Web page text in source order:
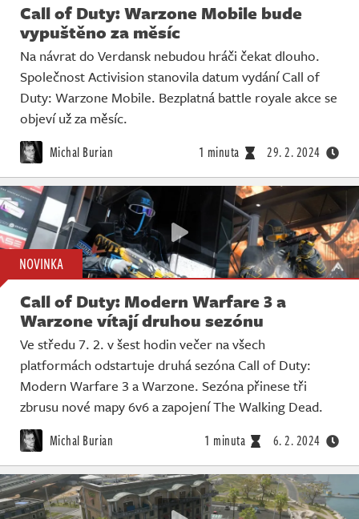
Call of Duty: Warzone Mobile bude
vypuštěno za měsíc
Na návrat do Verdansk nebudou hráči čekat dlouho.
Společnost Activision stanovila datum vydání Call of
Duty: Warzone Mobile. Bezplatná battle royale akce se
objeví už za měsíc.
Michal Burian 1 minuta 29. 2. 2024
NOVINKA
Call of Duty: Modern Warfare 3 a
Warzone vítají druhou sezónu
Ve středu 7. 2. v šest hodin večer na všech
platformách odstartuje druhá sezóna Call of Duty:
Modern Warfare 3 a Warzone. Sezóna přinese tři
zbrusu nové mapy 6v6 a zapojení The Walking Dead.
Michal Burian 1 minuta 6. 2. 2024